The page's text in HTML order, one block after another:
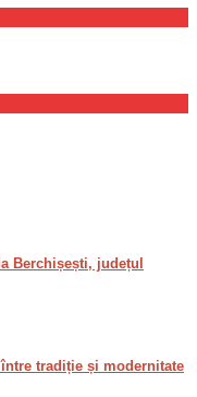
Berchișești, județul
tradiție și modernitate